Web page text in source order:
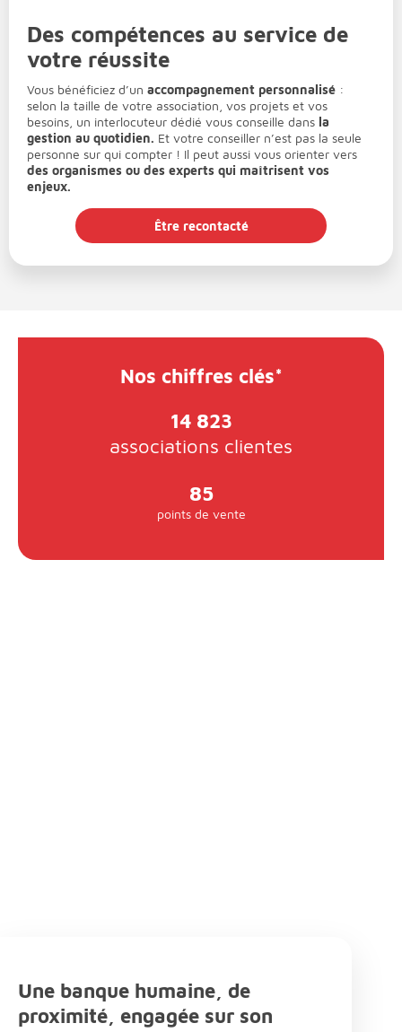
Des compétences au service de
votre réussite
Vous bénéficiez d’un accompagnement personnalisé :
selon la taille de votre association, vos projets et vos
besoins, un interlocuteur dédié vous conseille dans la
gestion au quotidien. Et votre conseiller n’est pas la seule
personne sur qui compter ! Il peut aussi vous orienter vers
des organismes ou des experts qui maîtrisent vos
enjeux.
Être recontacté
Nos chiffres clés*
14 823
associations clientes
85
points de vente
Une banque humaine, de
proximité, engagée sur son